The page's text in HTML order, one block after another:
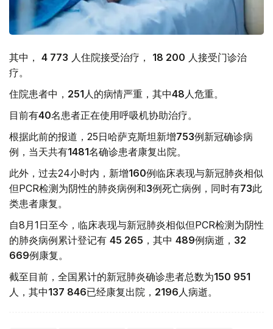
其中， 4 773 人住院接受治疗， 18 200 人接受门诊治
疗。
住院患者中， 251 人的病情严重，其中48 人危重。
目前有40名患者正在使用呼吸机协助治疗。
根据此前的报道，25日哈萨克斯坦新增753例新冠确诊病
例，当天共有1481名确诊患者康复出院。
此外，过去24小时内，新增160例临床表现与新冠肺炎相似
但PCR检测为阴性的肺炎病例和3例死亡病例，同时有73此
类患者康复。
自8月1日至今，临床表现与新冠肺炎相似但PCR检测为阴性
的肺炎病例累计登记有 45 265 ，其中 489例病逝， 32
669例康复。
截至目前，全国累计的新冠肺炎确诊患者总数为150 951
人，其中137 846已经康复出院， 2196 人病逝。